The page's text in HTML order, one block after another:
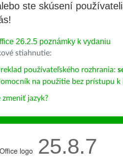
ste skúsení
26.2.5 poznámky k vydaniu
stiahnutie:
používateľského rozhrania:
na použitie bez prístupu
zmeniť jazyk?
25.8.7